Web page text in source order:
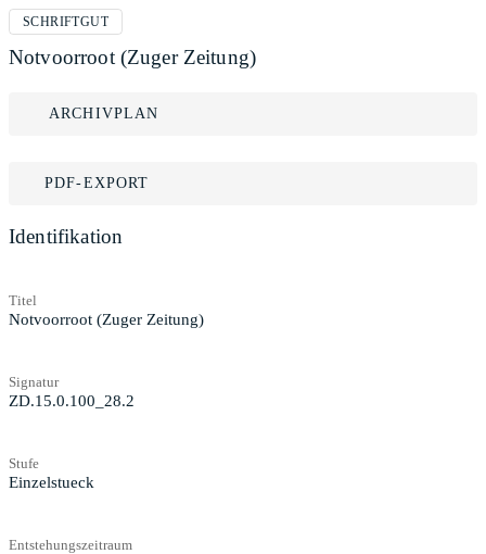
SCHRIFTGUT
Notvoorroot (Zuger Zeitung)
ARCHIVPLAN
PDF-EXPORT
Identifikation
Titel
Notvoorroot (Zuger Zeitung)
Signatur
ZD.15.0.100_28.2
Stufe
Einzelstueck
Entstehungszeitraum